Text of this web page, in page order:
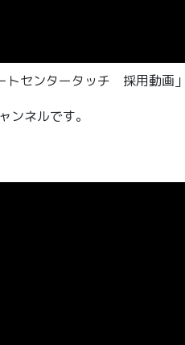
トセンタータッチ 採用動画
ンネルです。